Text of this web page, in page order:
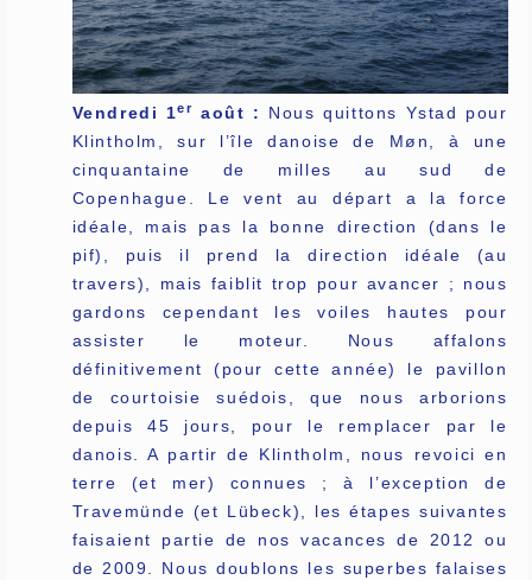
Vendredi 1er août :
Nous quittons Ystad pour
Klintholm, sur l’île danoise de Møn, à une
cinquantaine de milles au sud de
Copenhague. Le vent au départ a la force
idéale, mais pas la bonne direction (dans le
pif), puis il prend la direction idéale (au
travers), mais faiblit trop pour avancer ; nous
gardons cependant les voiles hautes pour
assister le moteur. Nous affalons
définitivement (pour cette année) le pavillon
de courtoisie suédois, que nous arborions
depuis 45 jours, pour le remplacer par le
danois. A partir de Klintholm, nous revoici en
terre (et mer) connues ; à l’exception de
Travemünde (et Lübeck), les étapes suivantes
faisaient partie de nos vacances de 2012 ou
de 2009. Nous doublons les superbes falaises